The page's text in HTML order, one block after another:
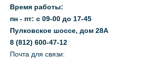
Время работы:
пн - пт: с 09-00 до 17-45
Пулковское шоссе, дом 28А
8 (812) 600-47-12
Почта для связи: